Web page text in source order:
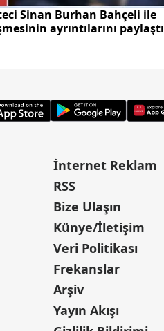
Sinan Burhan Bahçeli ile
ayrıntılarını paylaştı
İnternet Reklam
RSS
Bize Ulaşın
Künye/İletişim
Veri Politikası
Frekanslar
Arşiv
Yayın Akışı